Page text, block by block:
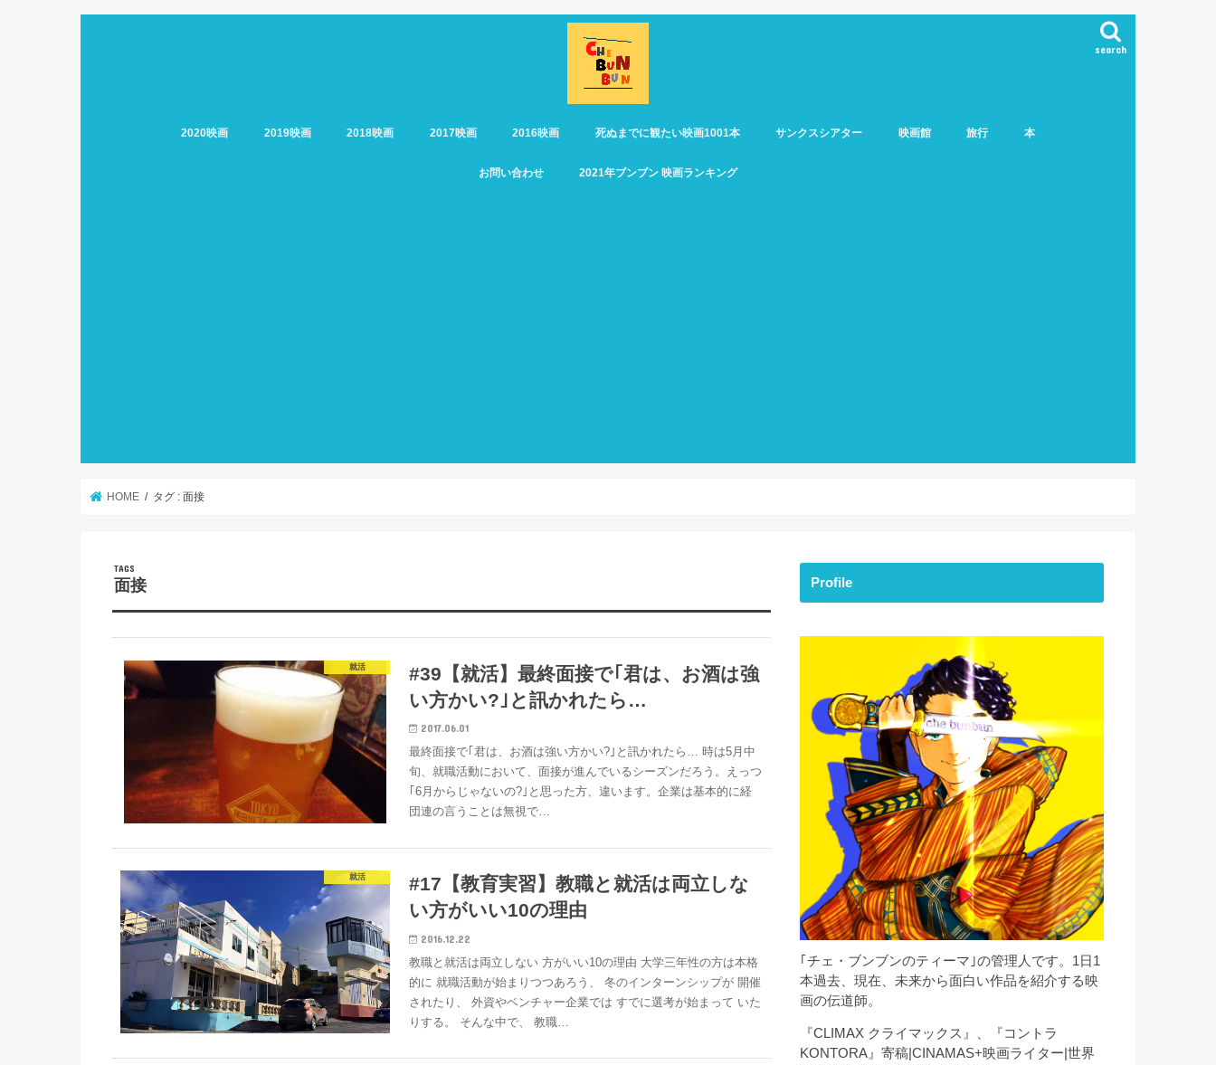
search
2020映画 2019映画 2018映画 2017映画 2016映画 死ぬまでに観たい映画1001本 サンクスシアター 映画館 旅行 本
お問い合わせ 2021年ブンブン 映画ランキング
HOME タグ : 面接
面接
就活
#39【就活】最終面接で｢君は、お酒は強
い方かい?｣と訊かれたら…
2017.06.01
最終面接で｢君は、お酒は強い方かい?｣と訊かれたら… 時は5月中
旬、就職活動において、面接が進んでいるシーズンだろう。えっつ
｢6月からじゃないの?｣と思った方、違います。企業は基本的に経
団連の言うことは無視で…
就活
#17【教育実習】教職と就活は両立しな
い方がいい10の理由
2016.12.22
教職と就活は両立しない 方がいい10の理由 大学三年性の方は本格
的に 就職活動が始まりつつあろう、 冬のインターンシップが 開催
されたり、 外資やベンチャー企業では すでに選考が始まって いた
りする。 そんな中で、 教職…
Profile
｢チェ・ブンブンのティーマ｣の管理人です。1日1
本過去、現在、未来から面白い作品を紹介する映
画の伝道師。
『CLIMAX クライマックス』、『コントラ
KONTORA』寄稿|CINAMAS+映画ライター|世界